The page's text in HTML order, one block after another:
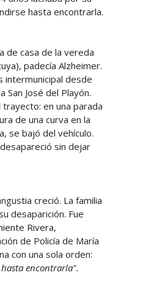
hasta encontrarla.
de casa de la vereda
padecía Alzheimer.
intermunicipal desde
San José del Playón.
en una parada
de una curva en la
se bajó del vehículo.
sin dejar
creció. La familia
desaparición. Fue
Rivera,
de Policía de María
con una sola orden:
encontrarla".